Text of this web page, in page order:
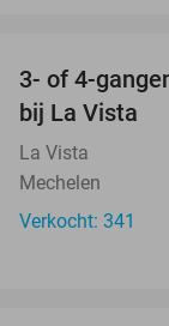
3- of 4-
bij La Vista
La Vista
Mechelen
Verkocht: 341